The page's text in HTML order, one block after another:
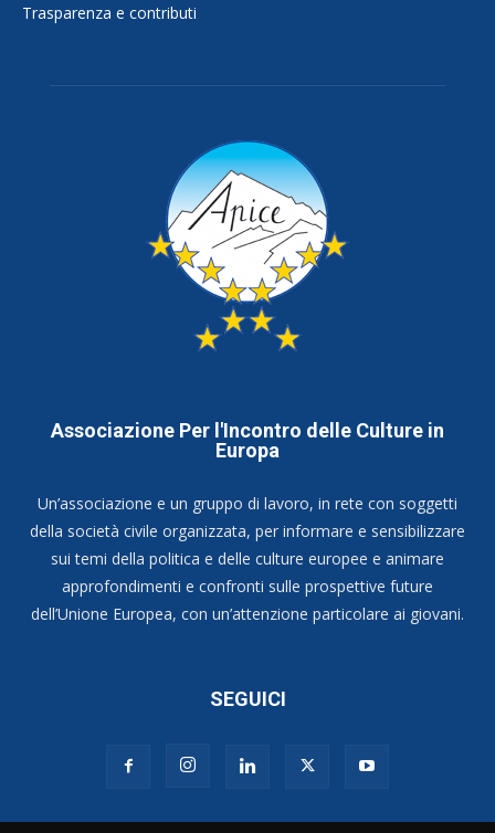
Trasparenza e contributi
Associazione Per l'Incontro delle Culture in
Europa
Un’associazione e un gruppo di lavoro, in rete con soggetti
della società civile organizzata, per informare e sensibilizzare
sui temi della politica e delle culture europee e animare
approfondimenti e confronti sulle prospettive future
dell’Unione Europea, con un’attenzione particolare ai giovani.
SEGUICI